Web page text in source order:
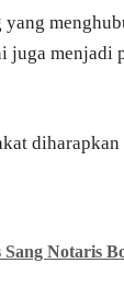
menjadi
Notaris